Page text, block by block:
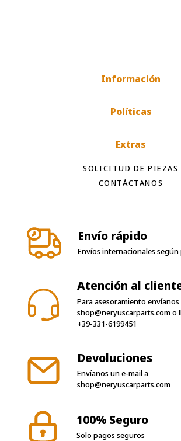
Información
Políticas
Extras
SOLICITUD DE PIEZAS
CONTÁCTANOS
Envío rápido
Envíos internacionales según
Atención al
Para asesoramiento
shop@neryuscarparts.como
+39-331-6199451
Devoluciones
Envíanos un e-mail a
shop@neryuscarparts.com
100% Seguro
Solo pagos seguros